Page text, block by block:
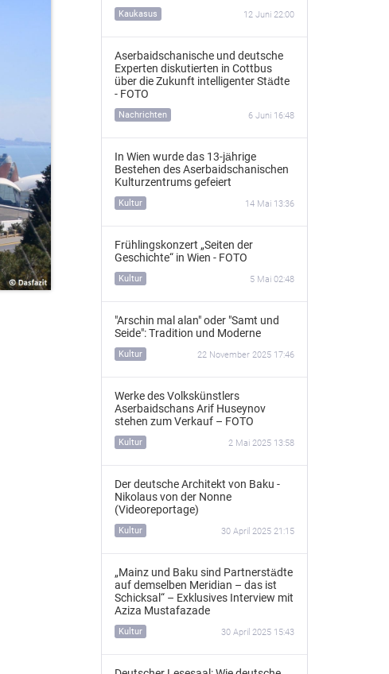
Kaukasus 12 Juni 22:00
Aserbaidschanische und deutsche
Experten diskutierten in Cottbus
über die Zukunft intelligenter Städte
- FOTO
Nachrichten 6 Juni 16:48
In Wien wurde das 13‑jährige
Bestehen des Aserbaidschanischen
Kulturzentrums gefeiert
Kultur 14 Mai 13:36
Frühlingskonzert „Seiten der
Geschichte“ in Wien - FOTO
Kultur 5 Mai 02:48
"Arschin mal alan" oder "Samt und
Seide": Tradition und Moderne
Kultur 22 November 2025 17:46
Werke des Volkskünstlers
Aserbaidschans Arif Huseynov
stehen zum Verkauf – FOTO
Kultur 2 Mai 2025 13:58
Der deutsche Architekt von Baku -
Nikolaus von der Nonne
(Videoreportage)
Kultur 30 April 2025 21:15
„Mainz und Baku sind Partnerstädte
auf demselben Meridian – das ist
Schicksal“ – Exklusives Interview mit
Aziza Mustafazade
Kultur 30 April 2025 15:43